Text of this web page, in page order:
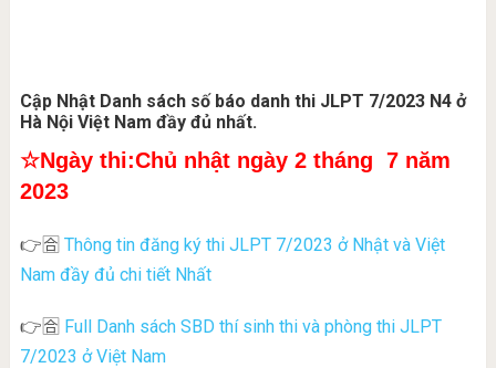
Cập Nhật Danh sách số báo danh thi JLPT 7/2023 N4 ở
Hà Nội Việt Nam đầy đủ nhất.
☆Ngày thi:Chủ nhật ngày 2 tháng 7 năm
2023
👉🈴 Thông tin đăng ký thi JLPT 7/2023 ở Nhật và Việt
Nam đầy đủ chi tiết Nhất
👉🈴 Full Danh sách SBD thí sinh thi và phòng thi JLPT
7/2023 ở Việt Nam